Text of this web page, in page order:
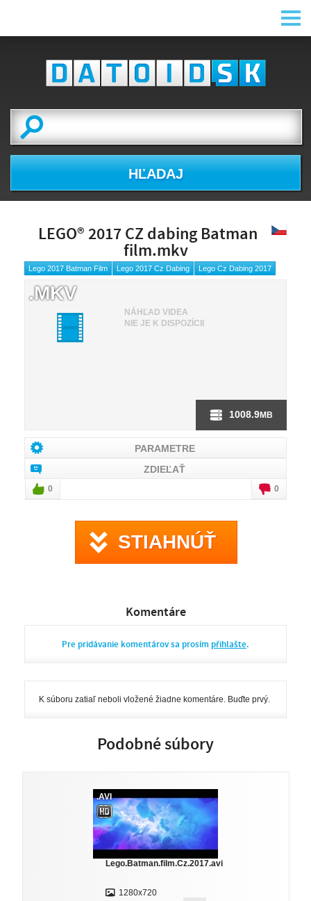
HĽADAJ
LEGO® 2017 CZ dabing Batman
film.mkv
Lego 2017 Batman Film Lego 2017 Cz Dabing Lego Cz Dabing 2017
NÁHĽAD VIDEA
NIE JE K DISPOZÍCII
1008.9MB
.MKV
PARAMETRE
ZDIEĽAŤ
0 0
STIAHNÚŤ
Komentáre
Pre pridávanie komentárov sa prosím přihlašte.
K súboru zatiaľ neboli vložené žiadne komentáre. Buďte prvý.
Podobné súbory
.AVI
Lego.Batman.film.Cz.2017.avi
1280x720